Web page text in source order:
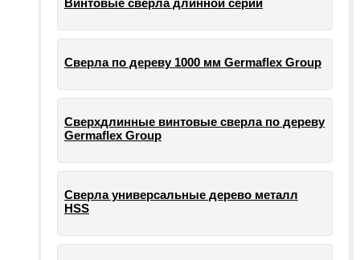
Винтовые сверла длинной серии
Сверла по дереву 1000 мм Germaflex Group
Сверхдлинные винтовые сверла по дереву
Germaflex Group
Сверла универсальные дерево металл
HSS